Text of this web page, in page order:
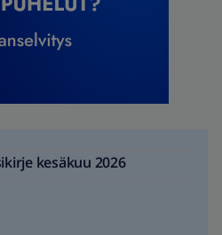
kesäkuu 2026